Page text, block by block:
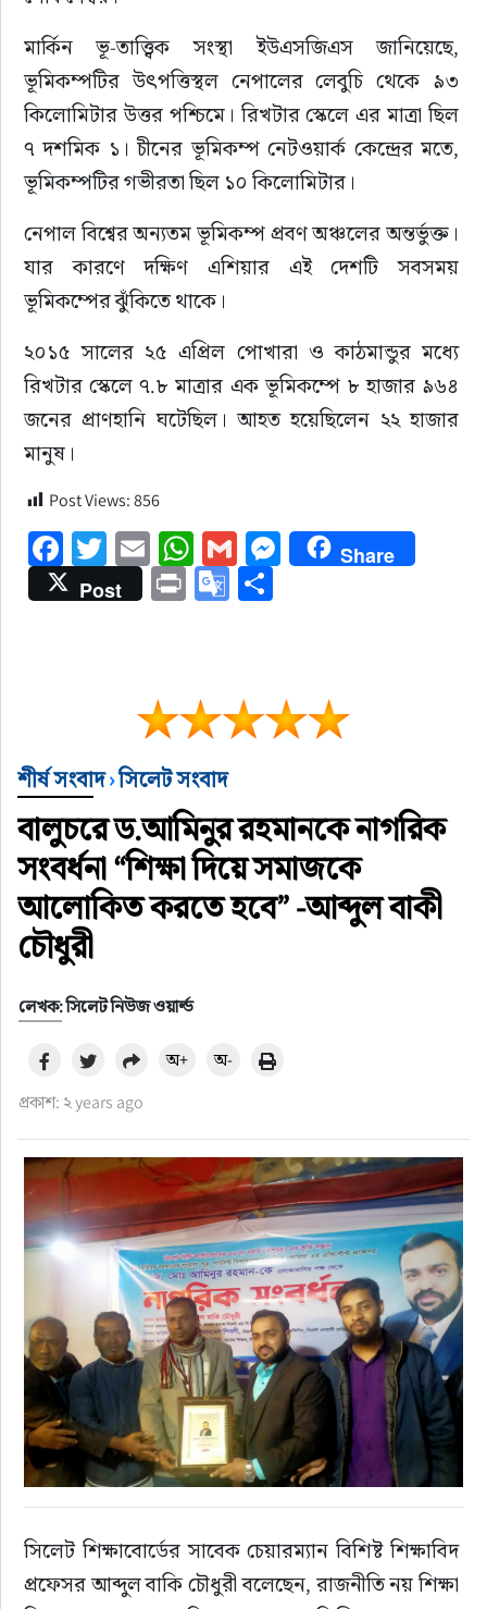
মার্কিন ভূ-তাত্ত্বিক সংস্থা ইউএসজিএস জানিয়েছে,
ভূমিকম্পটির উৎপত্তিস্থল নেপালের লেবুচি থেকে ৯৩
কিলোমিটার উত্তর পশ্চিমে। রিখটার স্কেলে এর মাত্রা ছিল
৭ দশমিক ১। চীনের ভূমিকম্প নেটওয়ার্ক কেন্দ্রের মতে,
ভূমিকম্পটির গভীরতা ছিল ১০ কিলোমিটার।
নেপাল বিশ্বের অন্যতম ভূমিকম্প প্রবণ অঞ্চলের অন্তর্ভুক্ত।
যার কারণে দক্ষিণ এশিয়ার এই দেশটি সবসময়
ভূমিকম্পের ঝুঁকিতে থাকে।
২০১৫ সালের ২৫ এপ্রিল পোখারা ও কাঠমান্ডুর মধ্যে
রিখটার স্কেলে ৭.৮ মাত্রার এক ভূমিকম্পে ৮ হাজার ৯৬৪
জনের প্রাণহানি ঘটেছিল। আহত হয়েছিলেন ২২ হাজার
মানুষ।
Post Views:856
Facebook
Twitter
EmailWhatsApp
GmailMessenger
Share
Post
PrintGoogle
Share
শীর্ষ সংবাদ›সিলেট সংবাদ
বালুচরে ড.আমিনুর রহমানকে নাগরিক
সংবর্ধনা “শিক্ষা দিয়ে সমাজকে
আলোকিত করতে হবে” -আব্দুল বাকী
চৌধুরী
লেখক: সিলেট নিউজ ওয়ার্ল্ড
প্রকাশ: ২ years ago
অ+ অ-
সিলেট শিক্ষাবোর্ডের সাবেক চেয়ারম্যান বিশিষ্ট শিক্ষাবিদ
প্রফেসর আব্দুল বাকি চৌধুরী বলেছেন, রাজনীতি নয় শিক্ষা